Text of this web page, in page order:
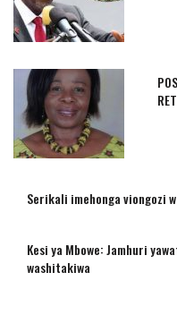
Serikali imehonga viongozi
Kesi ya Mbowe: Jamhuri
washitakiwa